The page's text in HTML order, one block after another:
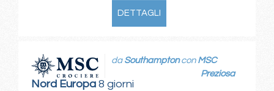
DETTAGLI
Nord Europa8 giorni
da Southamptoncon MSC
Preziosa